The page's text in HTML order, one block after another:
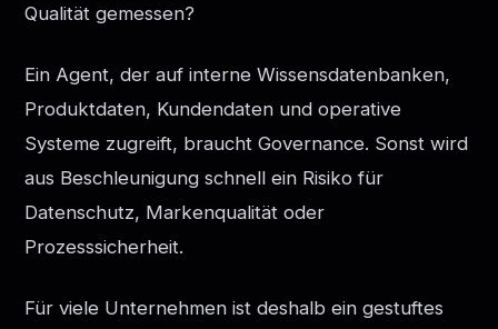
Qualität gemessen?
Ein Agent, der auf interne Wissensdatenbanken,
Produktdaten, Kundendaten und operative
Systeme zugreift, braucht Governance. Sonst wird
aus Beschleunigung schnell ein Risiko für
Datenschutz, Markenqualität oder
Prozesssicherheit.
Für viele Unternehmen ist deshalb ein gestuftes